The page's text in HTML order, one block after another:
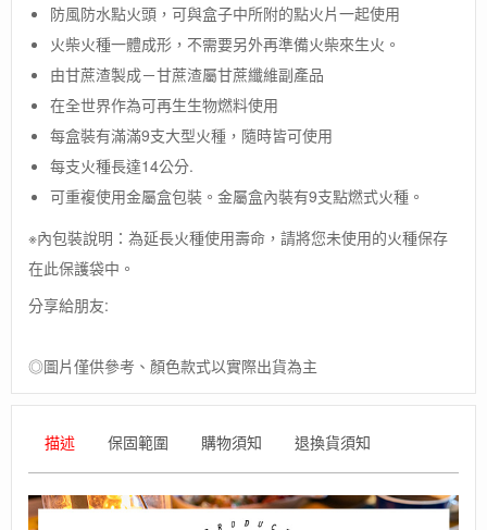
美
國
【UCO】
Stormproof
Sweetfire
Behemoth
形
火
(大)
9
數
防風防水點火頭，可與盒子中所附的點火片一起使用
火柴火種一體成形，不需要另外再準備火柴來生火。
由甘蔗渣製成－甘蔗渣屬甘蔗纖維副產品
在全世界作為可再生生物燃料使用
每盒裝有滿滿9支大型火種，隨時皆可使用
每支火種長達14公分.
可重複使用金屬盒包裝。金屬盒內裝有9支點燃式火種。
※內包裝說明：為延長火種使用壽命，請將您未使用的火種保存
在此保護袋中。
分享給朋友:
◎圖片僅供參考、顏色款式以實際出貨為主
描述 保固範圍 購物須知 退換貨須知